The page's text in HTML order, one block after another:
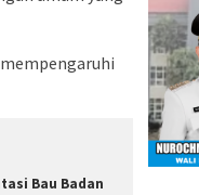
Bau Badan